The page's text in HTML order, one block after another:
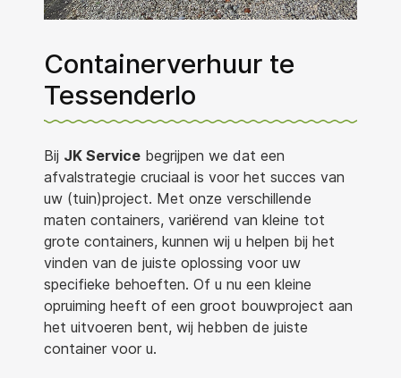
Containerverhuur te
Tessenderlo
Bij JK Service begrijpen we dat een
afvalstrategie cruciaal is voor het succes van
uw (tuin)project. Met onze verschillende
maten containers, variërend van kleine tot
grote containers, kunnen wij u helpen bij het
vinden van de juiste oplossing voor uw
specifieke behoeften. Of u nu een kleine
opruiming heeft of een groot bouwproject aan
het uitvoeren bent, wij hebben de juiste
container voor u.